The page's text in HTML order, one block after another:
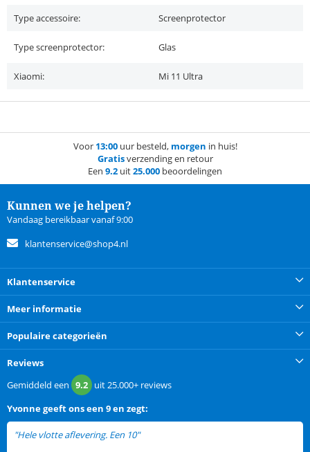
Type accessoire: Screenprotector
Type screenprotector: Glas
Xiaomi: Mi 11 Ultra
Voor 13:00uur besteld, morgen in huis!
Gratisverzending en retour
Een 9.2 uit25.000 beoordelingen
Kunnen we je helpen?
Vandaag bereikbaar vanaf 9:00
klantenservice@shop4.nl
Klantenservice
Meer informatie
Populaire categorieën
Reviews
Gemiddeld een 9.2 uit25.000+ reviews
Yvonnegeeft ons een 9 en zegt:
"Hele vlotte aflevering. Een 10"